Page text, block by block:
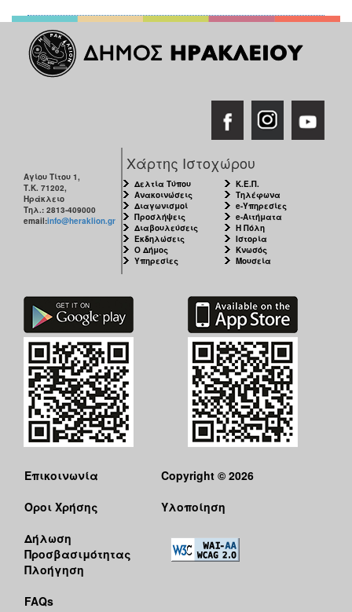
Αγίου Τίτου 1,
Τ.Κ. 71202,
Ηράκλειο
Τηλ.: 2813-409000
email:info@heraklion.gr
Χάρτης Ιστοχώρου
Δελτία Τύπου
Ανακοινώσεις
Διαγωνισμοί
Προσλήψεις
Διαβουλεύσεις
Εκδηλώσεις
Ο Δήμος
Υπηρεσίες
Κ.Ε.Π.
Τηλέφωνα
e-Υπηρεσίες
e-Αιτήματα
Η Πόλη
Ιστορία
Κνωσός
Μουσεία
Επικοινωνία
Όροι Χρήσης
Δήλωση
Προσβασιμότητας
Πλοήγηση
FAQs
Copyright © 2026
Υλοποίηση